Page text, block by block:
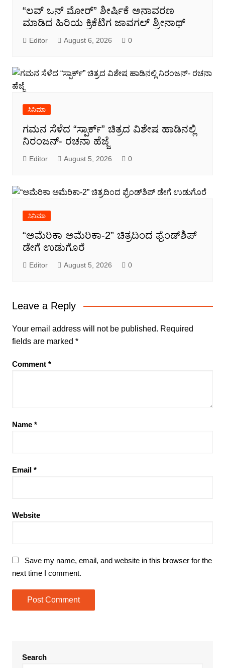
“ಲವ್ ಒನ್ ಮೋರ್” ಶೀರ್ಷಿಕೆ ಅನಾವರಣ
ಮಾಡಿದ ಹಿರಿಯ ಕ್ರಿಕೆಟಿಗ ಜಾವಗಲ್ ಶ್ರೀನಾಥ್
Editor August 6, 2026 0
ಸಿನಿಮಾ
ಗಮನ ಸೆಳೆದ “ಸ್ಪಾರ್ಕ್” ಚಿತ್ರದ ವಿಶೇಷ ಹಾಡಿನಲ್ಲಿ
ನಿರಂಜನ್- ರಚನಾ ಹೆಜ್ಜೆ
Editor August 5, 2026 0
ಸಿನಿಮಾ
“ಅಮೆರಿಕಾ ಅಮೆರಿಕಾ-2” ಚಿತ್ರದಿಂದ ಫ್ರೆಂಡ್‍ಶಿಪ್
ಡೇಗೆ ಉಡುಗೊರೆ
Editor August 5, 2026 0
Leave a Reply
Your email address will not be published. Required
fields are marked *
Comment *
Name *
Email *
Website
Save my name, email, and website in this browser for the
next time I comment.
Search